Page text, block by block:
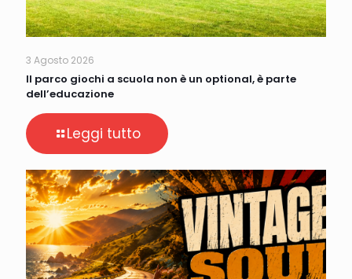
3 Agosto 2026
Il parco giochi a scuola non è un optional, è parte
dell’educazione
Leggi tutto